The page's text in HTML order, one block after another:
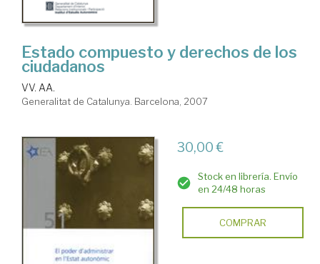
Estado compuesto y derechos de los
ciudadanos
VV. AA.
Generalitat de Catalunya. Barcelona, 2007
30,00 €
Stock en librería. Envío
en 24/48 horas
COMPRAR